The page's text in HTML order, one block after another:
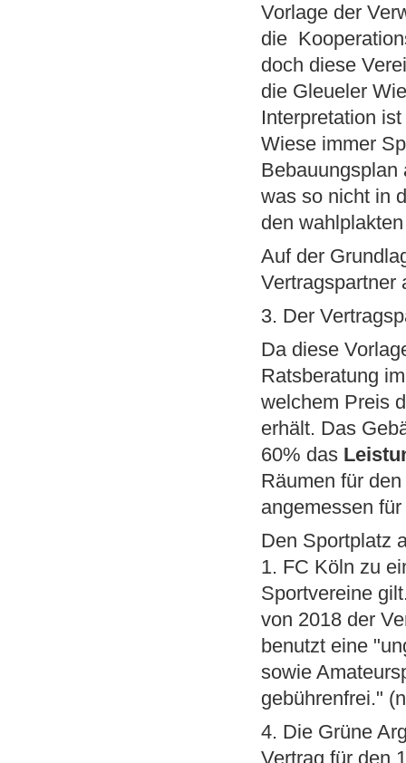
Vorlage der
die
doch diese
die Gleueler
Interpretation
Wiese immer
Bebauungsplan
was so nicht in
den
Auf der
Vertragspartner
3. Der
Da diese
Ratsberatung
welchem Preis
erhält. Das
60% das
Räumen für
angemessen
Den Sportplatz
1. FC Köln zu
Sportvereine
von 2018 der
benutzt eine
sowie
gebührenfrei."
4. Die Grüne
Vertrag für den